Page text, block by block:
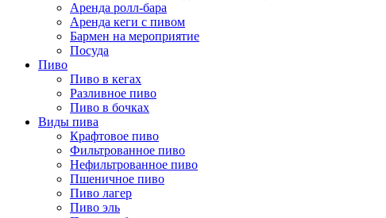
Аренда ролл-бара
Аренда кеги с пивом
Бармен на мероприятие
Посуда
Пиво
Пиво в кегах
Разливное пиво
Пиво в бочках
Виды пива
Крафтовое пиво
Фильтрованное пиво
Нефильтрованное пиво
Пшеничное пиво
Пиво лагер
Пиво эль